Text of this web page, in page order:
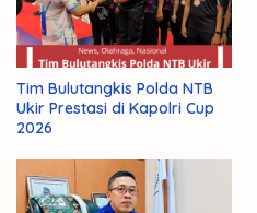
Tim Bulutangkis Polda NTB
Ukir Prestasi di Kapolri Cup
2026